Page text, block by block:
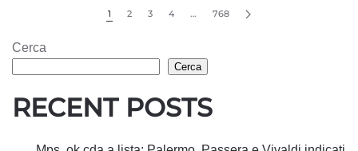
1 2 3 4 … 768
Cerca
Cerca
RECENT POSTS